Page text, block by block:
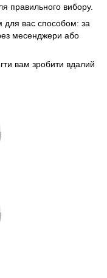
правильного вибору.
для вас способом: за
месенджери або
вам зробити вдалий